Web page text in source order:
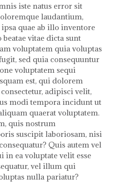
iste natus error sit
laudantium,
quae ab illo inventore
vitae dicta sunt
voluptatem quia voluptas
sed quia consequuntur
voluptatem sequi
est, qui dolorem
adipisci velit,
modi tempora incidunt ut
quaerat voluptatem.
quis nostrum
suscipit laboriosam, nisi
Quis autem vel
ea voluptate velit esse
vel illum qui
nulla pariatur?